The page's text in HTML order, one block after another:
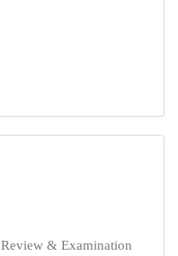
& Examination